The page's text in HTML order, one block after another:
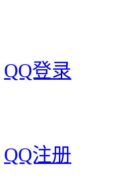
QQ登录
QQ注册